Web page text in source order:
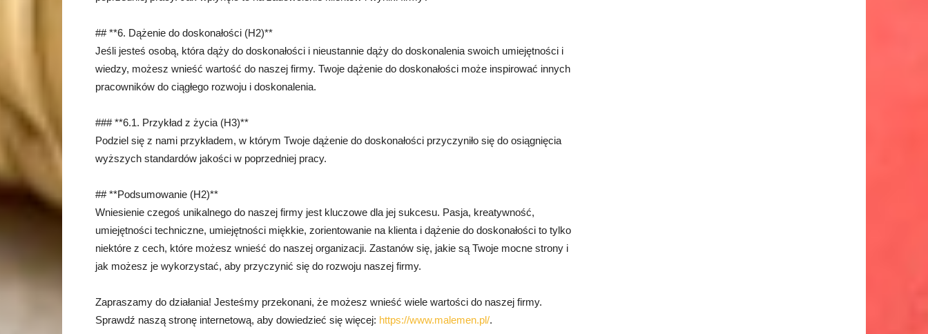
## **6. Dążenie do doskonałości (H2)**
Jeśli jesteś osobą, która dąży do doskonałości i nieustannie dąży do doskonalenia swoich umiejętności i
wiedzy, możesz wnieść wartość do naszej firmy. Twoje dążenie do doskonałości może inspirować innych
pracowników do ciągłego rozwoju i doskonalenia.
### **6.1. Przykład z życia (H3)**
Podziel się z nami przykładem, w którym Twoje dążenie do doskonałości przyczyniło się do osiągnięcia
wyższych standardów jakości w poprzedniej pracy.
## **Podsumowanie (H2)**
Wniesienie czegoś unikalnego do naszej firmy jest kluczowe dla jej sukcesu. Pasja, kreatywność,
umiejętności techniczne, umiejętności miękkie, zorientowanie na klienta i dążenie do doskonałości to tylko
niektóre z cech, które możesz wnieść do naszej organizacji. Zastanów się, jakie są Twoje mocne strony i
jak możesz je wykorzystać, aby przyczynić się do rozwoju naszej firmy.
Zapraszamy do działania! Jesteśmy przekonani, że możesz wnieść wiele wartości do naszej firmy.
Sprawdź naszą stronę internetową, aby dowiedzieć się więcej: https://www.malemen.pl/.